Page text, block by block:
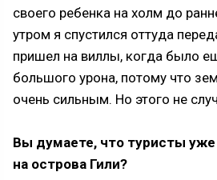
своего ребенка на холм до
утром я спустился оттуда
пришел на виллы, когда было
большого урона, потому что
очень сильным. Но этого не
Вы думаете, что туристы
на острова Гили?